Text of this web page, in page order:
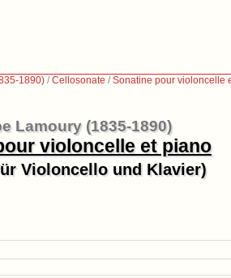
1890) /Cellosonate /Sonatine pour violoncelle
Lamoury (1835-1890)
violoncelle et piano
Violoncello und Klavier)